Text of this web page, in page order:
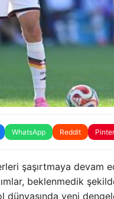
WhatsApp Reddit
şaşırtmaya devam
beklenmedik
dünyasında yeni